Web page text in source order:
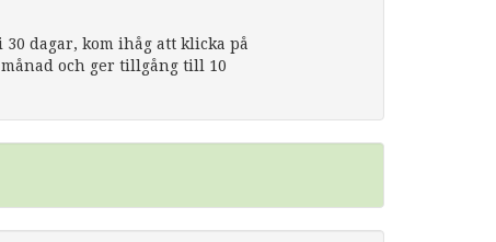
dagar, kom ihåg att klicka på
och ger tillgång till 10